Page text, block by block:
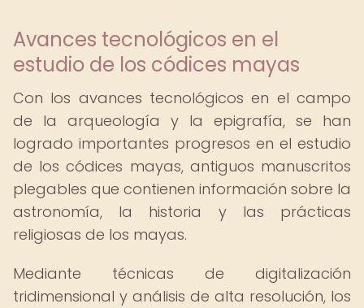
Avances tecnológicos en el
estudio de los códices mayas
Con los avances tecnológicos en el campo
de la arqueología y la epigrafía, se han
logrado importantes progresos en el estudio
de los códices mayas, antiguos manuscritos
plegables que contienen información sobre la
astronomía, la historia y las prácticas
religiosas de los mayas.
Mediante técnicas de digitalización
tridimensional y análisis de alta resolución, los